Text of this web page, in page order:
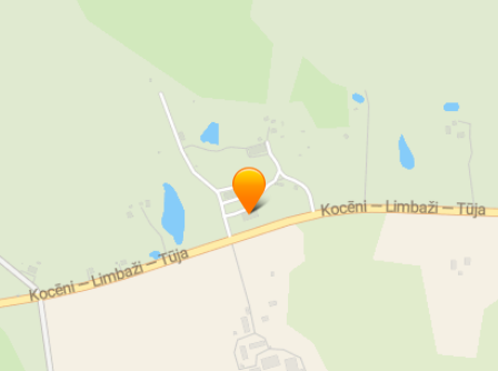
telšu noma
pasākumu telšu noma
audio un skaņas aparatūras noma
pasākumu fotogrāfs
dārza spēles
dārza spēļu noma
fotosiena